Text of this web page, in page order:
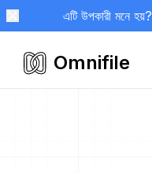
এটি উপকারী মনে হয়?
Omnifile